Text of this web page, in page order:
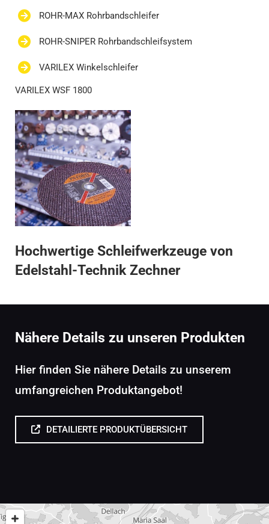
ROHR-MAX Rohrbandschleifer
ROHR-SNIPER Rohrbandschleifsystem
VARILEX Winkelschleifer
VARILEX WSF 1800
Hochwertige Schleifwerkzeuge von
Edelstahl-Technik Zechner
Nähere Details zu unseren Produkten
Hier finden Sie nähere Details zu unserem
umfangreichen Produktangebot!
DETAILIERTE PRODUKTÜBERSICHT